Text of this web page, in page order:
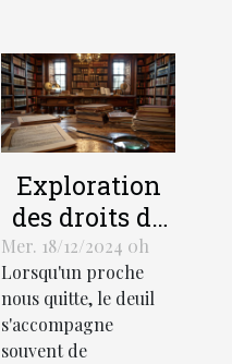
Exploration
des droits de
succession et
héritage selon
la loi
française
Mer. 18/12/2024 0h
Lorsqu'un proche
nous quitte, le deuil
s'accompagne
souvent de